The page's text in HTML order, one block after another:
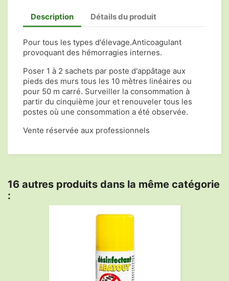
Description Détails du produit
Pour tous les types d'élevage.Anticoagulant
provoquant des hémorragies internes.
Poser 1 à 2 sachets par poste d'appâtage aux
pieds des murs tous les 10 mètres linéaires ou
pour 50 m carré. Surveiller la consommation à
partir du cinquième jour et renouveler tous les
postes où une consommation a été observée.
Vente réservée aux professionnels
16 autres produits dans la même catégorie
: